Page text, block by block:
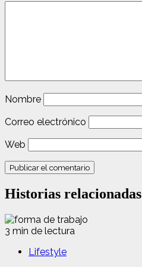
Nombre
Correo electrónico
Web
Historias relacionadas
3 min de lectura
Lifestyle